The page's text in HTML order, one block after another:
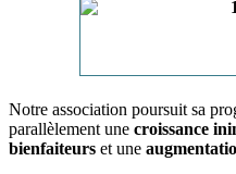
Notre association poursuit sa
parallèlement une croissance
bienfaiteurs et une